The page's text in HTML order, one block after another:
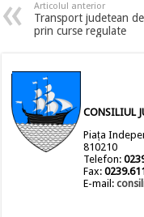
Articolul anterior
Transport judetean
prin curse regulate
CONSILIUL
Piața
810210
Telefon:
Fax:
E-mail: